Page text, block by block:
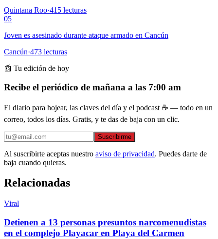
Quintana Roo·415 lecturas
05
Joven es asesinado durante ataque armado en Cancún
Cancún·473 lecturas
📰 Tu edición de hoy
Recibe el periódico de mañana a las 7:00 am
El diario para hojear, las claves del día y el podcast ☕ — todo en un
correo, todos los días. Gratis, y te das de baja con un clic.
Suscribirme
Al suscribirte aceptas nuestro aviso de privacidad. Puedes darte de
baja cuando quieras.
Relacionadas
Viral
Detienen a 13 personas presuntos narcomenudistas
en el complejo Playacar en Playa del Carmen